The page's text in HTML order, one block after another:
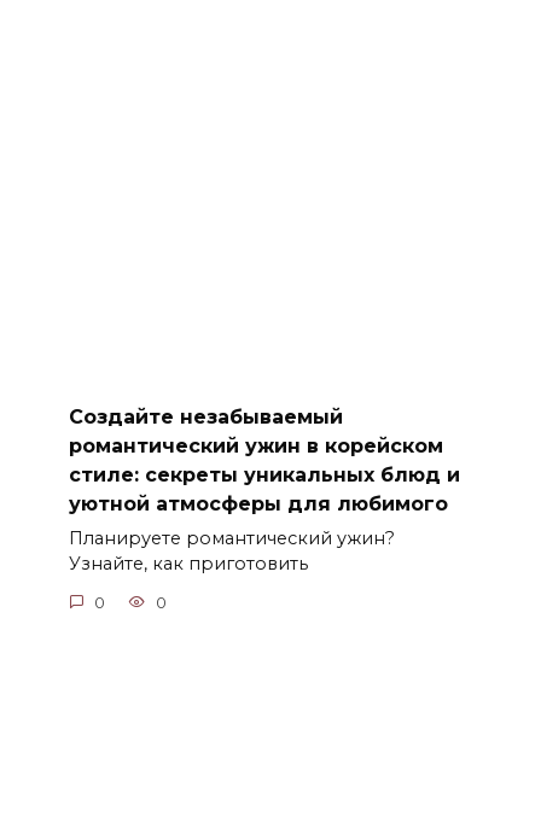
Создайте незабываемый
романтический ужин в корейском
стиле: секреты уникальных блюд и
уютной атмосферы для любимого
Планируете романтический ужин?
Узнайте, как приготовить
0 0